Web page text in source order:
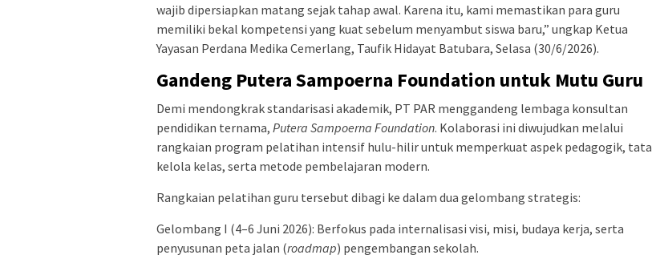
wajib dipersiapkan matang sejak tahap awal. Karena itu, kami memastikan para guru
memiliki bekal kompetensi yang kuat sebelum menyambut siswa baru,” ungkap Ketua
Yayasan Perdana Medika Cemerlang, Taufik Hidayat Batubara, Selasa (30/6/2026).
​Gandeng Putera Sampoerna Foundation untuk Mutu Guru
​Demi mendongkrak standarisasi akademik, PT PAR menggandeng lembaga konsultan
pendidikan ternama, Putera Sampoerna Foundation. Kolaborasi ini diwujudkan melalui
rangkaian program pelatihan intensif hulu-hilir untuk memperkuat aspek pedagogik, tata
kelola kelas, serta metode pembelajaran modern.
​Rangkaian pelatihan guru tersebut dibagi ke dalam dua gelombang strategis:
​Gelombang I (4–6 Juni 2026): Berfokus pada internalisasi visi, misi, budaya kerja, serta
penyusunan peta jalan (roadmap) pengembangan sekolah.